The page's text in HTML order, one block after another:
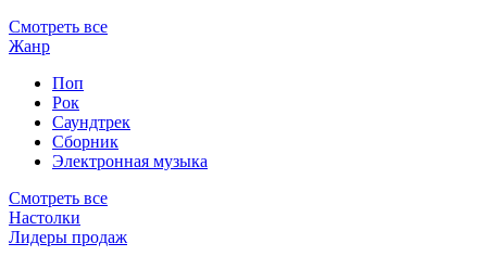
Смотреть все
Жанр
Поп
Рок
Саундтрек
Сборник
Электронная музыка
Смотреть все
Настолки
Лидеры продаж